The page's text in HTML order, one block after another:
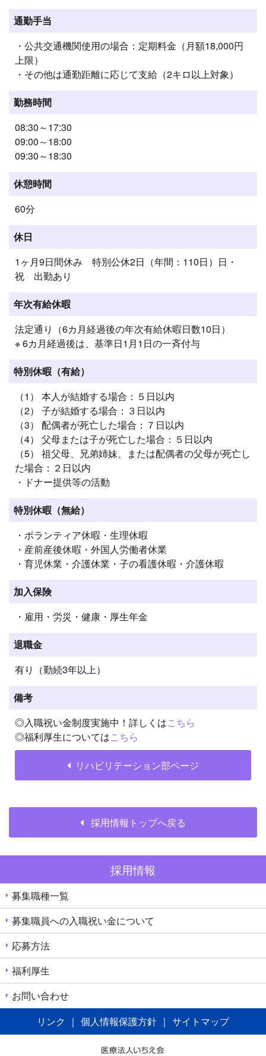
通勤手当
・公共交通機関使用の場合：定期料金（月額18,000円
上限）
・その他は通勤距離に応じて支給（2キロ以上対象）
勤務時間
08:30～17:30
09:00～18:00
09:30～18:30
休憩時間
60分
休日
1ヶ月9日間休み 特別公休2日（年間：110日）日・
祝 出勤あり
年次有給休暇
法定通り（6カ月経過後の年次有給休暇日数10日）
※ 6カ月経過後は、基準日1月1日の一斉付与
特別休暇（有給）
（1） 本人が結婚する場合：５日以内
（2） 子が結婚する場合：３日以内
（3） 配偶者が死亡した場合：７日以内
（4） 父母または子が死亡した場合：５日以内
（5） 祖父母、兄弟姉妹、または配偶者の父母が死亡し
た場合：２日以内
・ドナー提供等の活動
特別休暇（無給）
・ボランティア休暇・生理休暇
・産前産後休暇・外国人労働者休業
・育児休業・介護休業・子の看護休暇・介護休暇
加入保険
・雇用・労災・健康・厚生年金
退職金
有り（勤続3年以上）
備考
◎入職祝い金制度実施中！詳しくはこちら
◎福利厚生についてはこちら
リハビリテーション部ページ
採用情報トップへ戻る
採用情報
募集職種一覧
募集職員への入職祝い金について
応募方法
福利厚生
お問い合わせ
リンク
｜ 個人情報保護方針 ｜ サイトマップ